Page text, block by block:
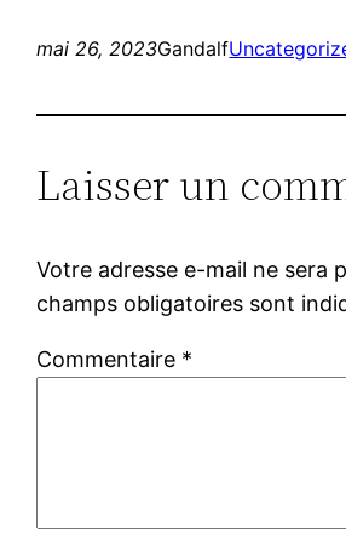
mai 26, 2023Gandalf
Laisser un
Votre adresse e-mail ne sera
champs obligatoires sont
Commentaire *